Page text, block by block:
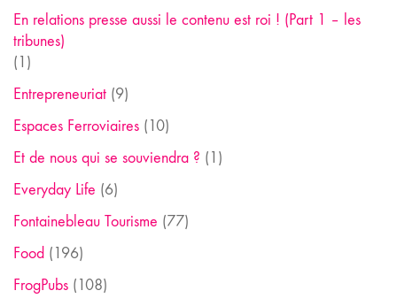
En relations presse aussi le contenu est roi ! (Part 1 – les
tribunes)
(1)
Entrepreneuriat (9)
Espaces Ferroviaires (10)
Et de nous qui se souviendra ? (1)
Everyday Life (6)
Fontainebleau Tourisme (77)
Food (196)
FrogPubs (108)